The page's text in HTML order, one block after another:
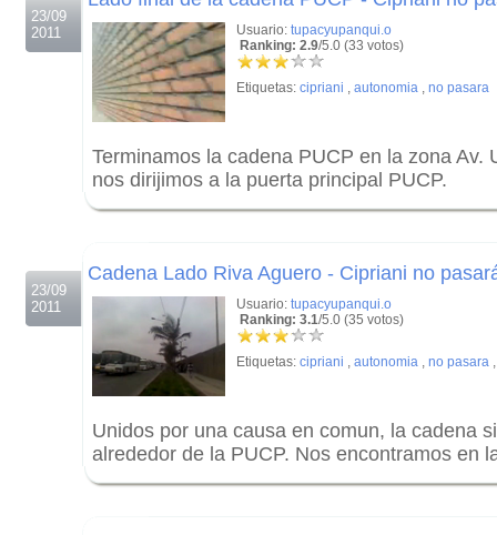
23/09
2011
Usuario: tupacyupanqui.o
Ranking: 2.9/5.0 (33 votos)
Etiquetas: cipriani , autonomia , no pasara
Terminamos la cadena PUCP en la zona Av.
nos dirijimos a la puerta principal PUCP.
23/09
2011
Cadena Lado Riva Aguero - Cipriani no
Usuario: tupacyupanqui.o
Ranking: 3.1/5.0 (35 votos)
Etiquetas: cipriani , autonomia , no pasara
Unidos por una causa en comun, la cadena
alrededor de la PUCP. Nos encontramos en